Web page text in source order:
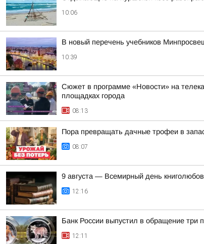
10:06
В новый перечень учебников
10:39
Сюжет в программе «Новости» на
площадках города
08:13
Пора превращать дачные трофеи в
08:07
9 августа — Всемирный день книголюбов
12:16
Банк России выпустил в обращение три
12:11